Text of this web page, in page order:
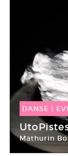
DANSE
11 Mai -
Mathurin
Manège de